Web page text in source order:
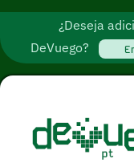
¿Deseja
DeVuego?